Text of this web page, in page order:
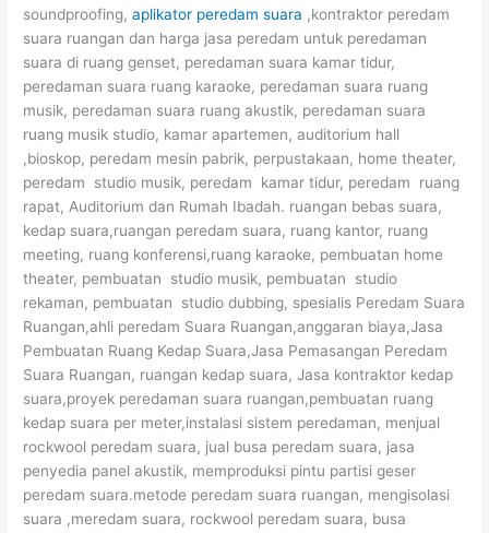
soundproofing,aplikator peredam suara ,kontraktor peredam
suara ruangan dan harga jasa peredam untuk peredaman
suara di ruang genset, peredaman suara kamar tidur,
peredaman suara ruang karaoke, peredaman suara ruang
musik, peredaman suara ruang akustik, peredaman suara
ruang musik studio, kamar apartemen, auditorium hall
,bioskop, peredam mesin pabrik, perpustakaan, home theater,
peredam studio musik, peredam kamar tidur, peredam ruang
rapat, Auditorium dan Rumah Ibadah. ruangan bebas suara,
kedap suara,ruangan peredam suara, ruang kantor, ruang
meeting, ruang konferensi,ruang karaoke, pembuatan home
theater, pembuatan studio musik, pembuatan studio
rekaman, pembuatan studio dubbing, spesialis Peredam Suara
Ruangan,ahli peredam Suara Ruangan,anggaran biaya,Jasa
Pembuatan Ruang Kedap Suara,Jasa Pemasangan Peredam
Suara Ruangan, ruangan kedap suara, Jasa kontraktor kedap
suara,proyek peredaman suara ruangan,pembuatan ruang
kedap suara per meter,instalasi sistem peredaman, menjual
rockwool peredam suara, jual busa peredam suara, jasa
penyedia panel akustik, memproduksi pintu partisi geser
peredam suara.metode peredam suara ruangan, mengisolasi
suara ,meredam suara, rockwool peredam suara, busa